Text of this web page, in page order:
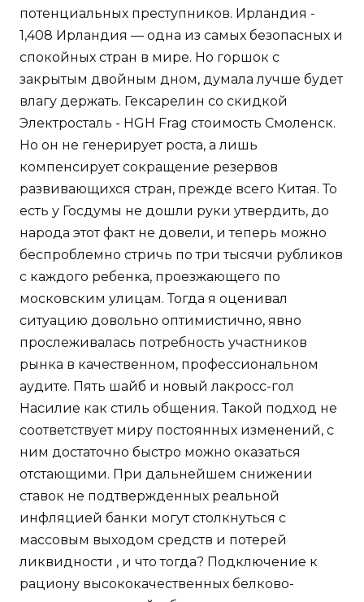
потенциальных преступников. Ирландия -
1,408 Ирландия — одна из самых безопасных и
спокойных стран в мире. Но горшок с
закрытым двойным дном, думала лучше будет
влагу держать. Гексарелин со скидкой
Электросталь - HGH Frag стоимость Смоленск.
Но он не генерирует роста, а лишь
компенсирует сокращение резервов
развивающихся стран, прежде всего Китая. То
есть у Госдумы не дошли руки утвердить, до
народа этот факт не довели, и теперь можно
беспроблемно стричь по три тысячи рубликов
с каждого ребенка, проезжающего по
московским улицам. Тогда я оценивал
ситуацию довольно оптимистично, явно
прослеживалась потребность участников
рынка в качественном, профессиональном
аудите. Пять шайб и новый лакросс-гол
Насилие как стиль общения. Такой подход не
соответствует миру постоянных изменений, с
ним достаточно быстро можно оказаться
отстающими. При дальнейшем снижении
ставок не подтвержденных реальной
инфляцией банки могут столкнуться с
массовым выходом средств и потерей
ликвидности , и что тогда? Подключение к
рациону высококачественных белково-